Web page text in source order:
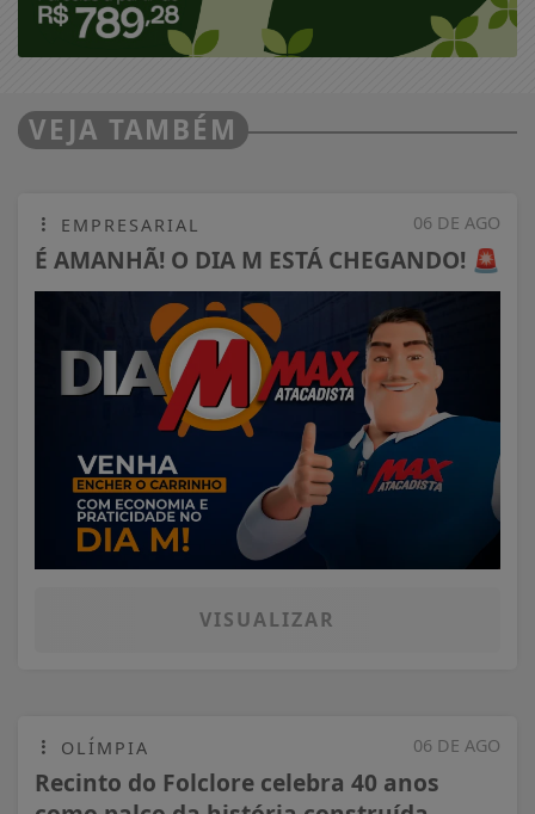
VEJA TAMBÉM
06 DE AGO
EMPRESARIAL
É AMANHÃ! O DIA M ESTÁ CHEGANDO! 🚨
VISUALIZAR
06 DE AGO
OLÍMPIA
Recinto do Folclore celebra 40 anos